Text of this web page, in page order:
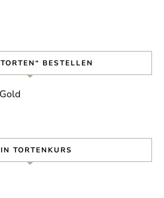
BESTELLEN
TORTENKURS